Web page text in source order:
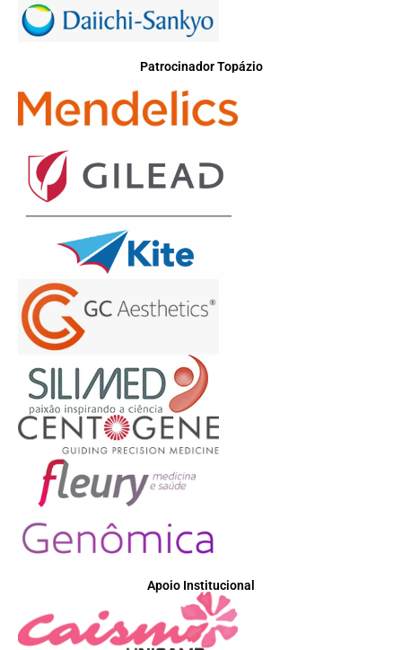
Patrocinador Topázio
Apoio Institucional